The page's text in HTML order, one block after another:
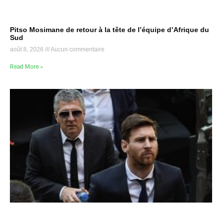
Pitso Mosimane de retour à la tête de l’équipe d’Afrique du
Sud
août 8, 2026 Aucun commentaire
Read More »